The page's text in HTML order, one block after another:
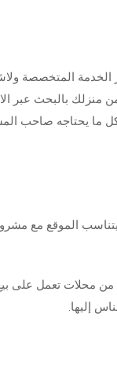
الخدمة المتخصصة
منزلك بالبحث عبر
ما يحتاجه صاحب
الموقع مع
من محلات تعمل على
إليها.